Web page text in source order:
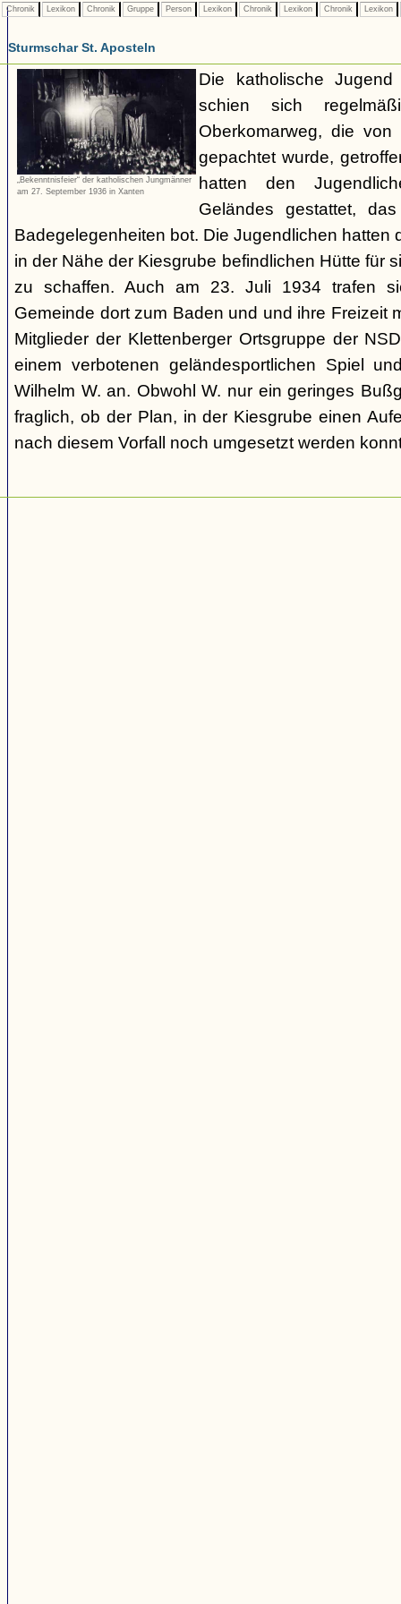
Chronik Lexikon Chronik Gruppe Person Lexikon Chronik Lexikon Chronik Lexikon
Sturmschar St. Aposteln
„Bekenntnisfeier“ der katholischen Jungmänner
am 27. September 1936 in Xanten
Die katholische
schien sich
Oberkomarweg, die
gepachtet wurde,
hatten den
Geländes gestattet,
Badegelegenheiten bot. Die Jugendlichen hatten
in der Nähe der Kiesgrube befindlichen Hütte für
zu schaffen. Auch am 23. Juli 1934 trafen
Gemeinde dort zum Baden und und ihre Freizeit
Mitglieder der Klettenberger Ortsgruppe der
einem verbotenen geländesportlichen Spiel
Wilhelm W. an. Obwohl W. nur ein geringes
fraglich, ob der Plan, in der Kiesgrube einen
nach diesem Vorfall noch umgesetzt werden